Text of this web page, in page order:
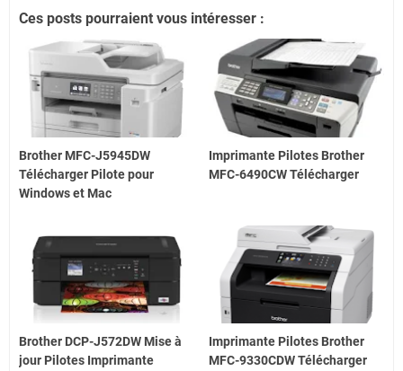
Ces posts pourraient vous intéresser :
Brother MFC-J5945DW
Télécharger Pilote pour
Windows et Mac
Imprimante Pilotes Brother
MFC-6490CW Télécharger
Brother DCP-J572DW Mise à
jour Pilotes Imprimante
Imprimante Pilotes Brother
MFC-9330CDW Télécharger